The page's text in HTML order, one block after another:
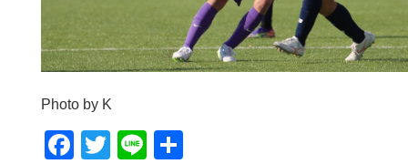
Photo by K
F
T
Li